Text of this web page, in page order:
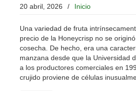
20 abril, 2026 / Inicio
Una variedad de fruta
precio de la Honeycrisp no se
cosecha. De hecho, era una
manzana desde que la Universidad
a los productores comerciales en
crujido proviene de células